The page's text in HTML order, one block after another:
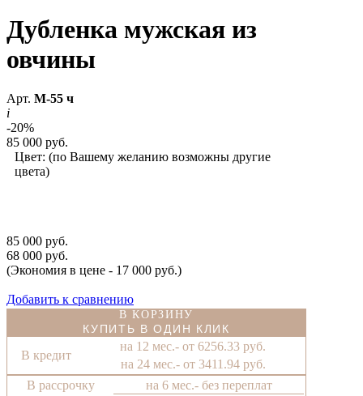
Дубленка мужская из
овчины
Арт. М-55 ч
i
-20%
85 000 руб.
Цвет: (по Вашему желанию возможны другие
цвета)
85 000 руб.
68 000 руб.
(Экономия в цене - 17 000 руб.)
Добавить к сравнению
В КОРЗИНУ
КУПИТЬ В ОДИН КЛИК
В кредит
на 12 мес.- от 6256.33 руб.
на 24 мес.- от 3411.94 руб.
В рассрочку
на 6 мес.- без переплат